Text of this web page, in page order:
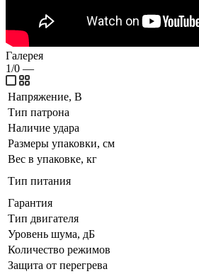
Галерея
1/0 —
Напряжение, В
Тип патрона
Наличие удара
Размеры упаковки, см
Вес в упаковке, кг
Тип питания
Гарантия
Тип двигателя
Уровень шума, дБ
Количество режимов
Защита от перегрева